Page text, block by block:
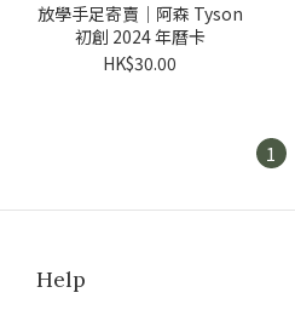
放學手足寄賣｜阿森 Tyson
初創 2024 年曆卡
HK$30.00
1
Help